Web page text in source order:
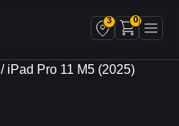
3 0
/ iPad Pro 11 M5 (2025)